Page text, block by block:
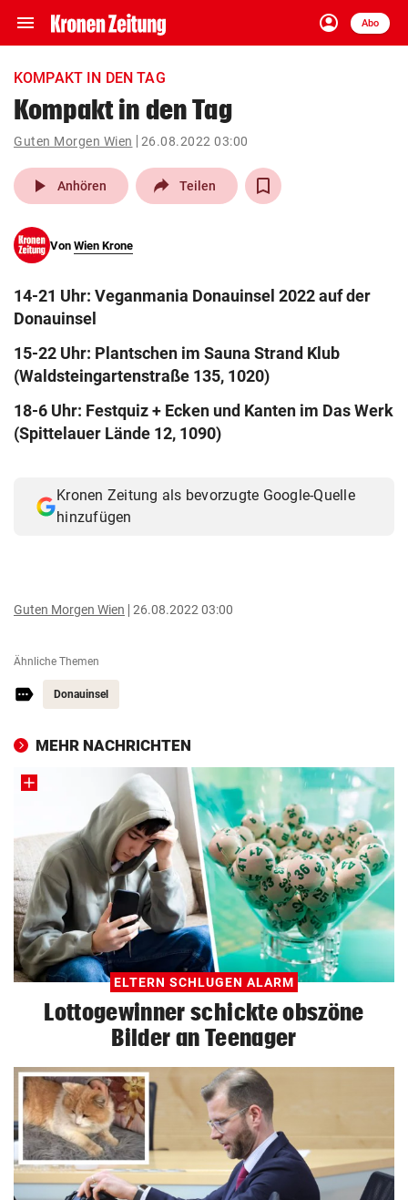
menu Navigation
ein-/ausklappen
account_circle
Anmelden
Abo
close Schließen
account_circle Anmelden
pin_drop
arrow_right
bookmark Merkliste
search
Suchbegriff
© Krone Multimedia GmbH & Co KG 2026
Muthgasse 2, 1190 Wien
KOMPAKT IN DEN TAG
Kompakt in den Tag
Guten Morgen Wien 26.08.2022 03:00
play_arrow Anhören Teilen
Von Wien Krone
14-21 Uhr: Veganmania Donauinsel 2022 auf der
Donauinsel
15-22 Uhr: Plantschen im Sauna Strand Klub
(Waldsteingartenstraße 135, 1020)
18-6 Uhr: Festquiz + Ecken und Kanten im Das Werk
(Spittelauer Lände 12, 1090)
Kronen Zeitung als bevorzugte Google-Quelle
hinzufügen
Guten Morgen Wien 26.08.2022 03:00
Ähnliche Themen
Donauinsel
MEHR NACHRICHTEN
ELTERN SCHLUGEN ALARM
Lottogewinner schickte obszöne
Bilder an Teenager